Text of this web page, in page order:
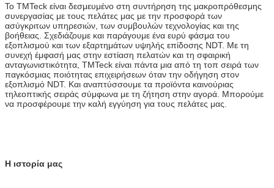
Το TMTeck είναι δεσμευμένο στη συντήρηση της μακροπρόθεσμης
συνεργασίας με τους πελάτες μας με την προσφορά των
ασύγκριτων υπηρεσιών, των συμβουλών τεχνολογίας και της
βοήθειας. Σχεδιάζουμε και παράγουμε ένα ευρύ φάσμα του
εξοπλισμού και των εξαρτημάτων υψηλής επίδοσης NDT. Με τη
συνεχή έμφασή μας στην εστίαση πελατών και τη σφαιρική
ανταγωνιστικότητα, TMTeck είναι πάντα μια από τη τοπ σειρά των
παγκόσμιας ποιότητας επιχειρήσεων όταν την οδήγηση στον
εξοπλισμό NDT. Και αναπτύσσουμε τα προϊόντα καινούριας
τηλεοπτικής σειράς σύμφωνα με τη ζήτηση στην αγορά. Μπορούμε
να προσφέρουμε την καλή εγγύηση για τους πελάτες μας.
Η ιστορία μας